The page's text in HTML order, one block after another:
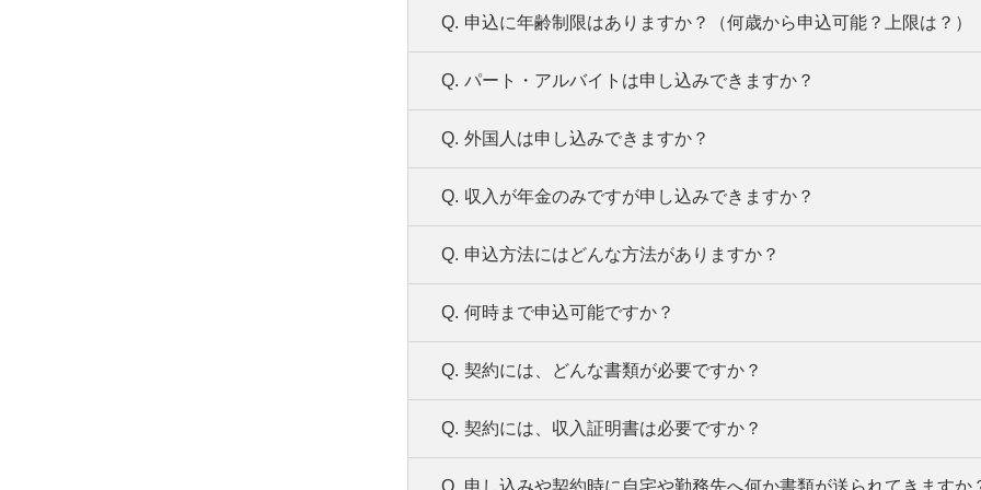
各種手数料・年会費も無料で、いざというときのために安
ローソン銀行ATMは「ローソン銀行ATMマーク」のあるATMが対象と
A. バンクイックは、年会費もATM利用手数料も無料です。
ATMからお振り込みでご返済する場合は、利用時間・利用機関により所
Q. 申込に年齢制限はありますか？（何歳から申込可能？上限は？）
A. 満20歳以上65歳未満の方が対象です。
Q. パート・アルバイトは申し込みできますか？
A. 原則安定した収入がある方であれば、お申込可能です。
Q. 外国人は申し込みできますか？
A. お申し込みいただけます。ただし、永住許可を受けている
Q. 収入が年金のみですが申し込みできますか？
A.
お申し込みいただけます。原則安定した収入がある方で
お申し込みの際は、第二リテールアカウント支店専用ダ
受付時間：平日9:00～21:00、土・日・祝日9:00～17:00（12/31～1/3を
Q. 申込方法にはどんな方法がありますか？
A. お申込方法はインターネット・電話・スマートフォンアプ
Web申込の詳細はこちら
Q. 何時まで申込可能ですか？
A. インターネットなら24時間申込可能です。
Q. 契約には、どんな書類が必要ですか？
A. ご契約には、以下の書類が必要です。
Q. 契約には、収入証明書は必要ですか？
Q. 申し込みや契約時に自宅や勤務先へ何か書類が送られてきますか